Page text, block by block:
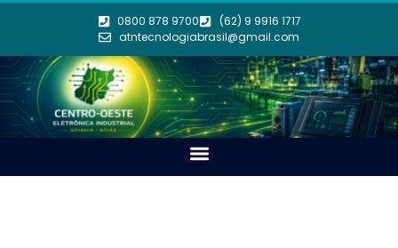
0800 878 9700
(62) 9 9916 1717
atntecnologiabrasil@gmail.com